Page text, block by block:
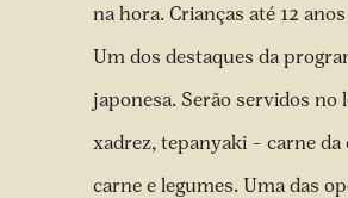
na hora. Crianças até 12
Um dos destaques da
japonesa. Serão servidos no
xadrez, tepanyaki – carne
carne e legumes. Uma das